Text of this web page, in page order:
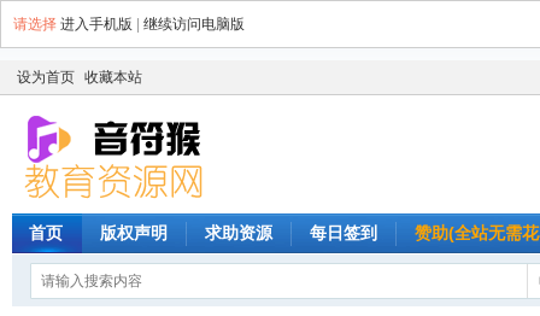
请选择 进入手机版 继续访问电脑版
设为首页 收藏本站
首页 版权声明 求助资源 每日签到 赞助(全站无需